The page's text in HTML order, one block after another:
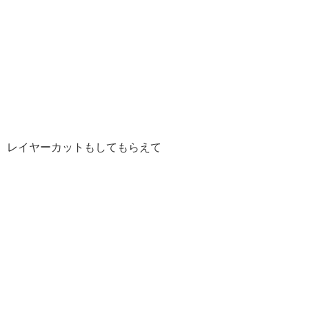
レイヤーカットもしてもらえて